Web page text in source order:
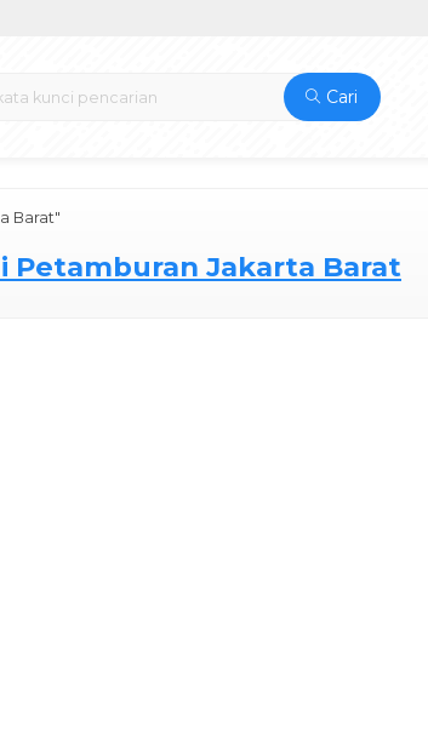
Cari
Barat"
Petamburan Jakarta Barat